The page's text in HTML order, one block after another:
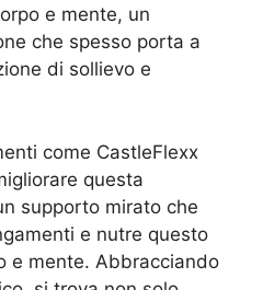
e mente, un
che spesso porta a
di sollievo e
come CastleFlexx
questa
supporto mirato che
e nutre questo
e mente. Abbracciando